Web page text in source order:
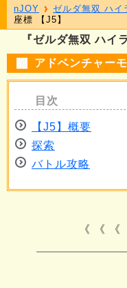
『ゼルダ無双 ハイ
アドベンチャー
【J5】概要
探索
バトル攻略
《 《
nJOY ゼルダ無双 ハイ
座標 【J5】